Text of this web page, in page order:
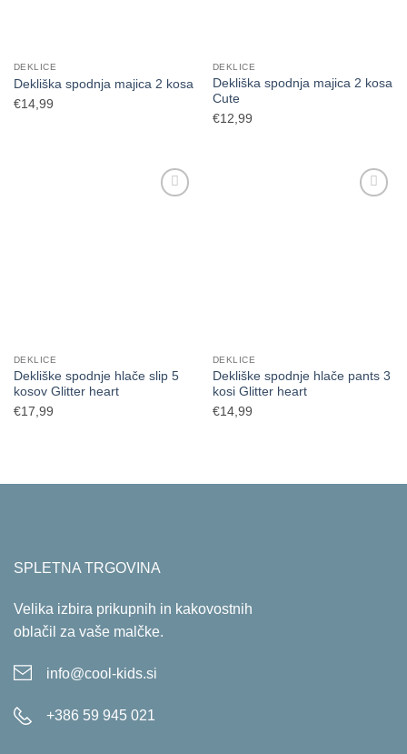
DEKLICE
Dekliška spodnja majica 2 kosa
€14,99
DEKLICE
Dekliška spodnja majica 2 kosa
Cute
€12,99
DEKLICE
Dekliške spodnje hlače slip 5
kosov Glitter heart
€17,99
DEKLICE
Dekliške spodnje hlače pants 3
kosi Glitter heart
€14,99
SPLETNA TRGOVINA
Velika izbira prikupnih in kakovostnih
oblačil za vaše malčke.
info@cool-kids.si
+386 59 945 021